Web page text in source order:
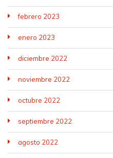
febrero 2023
enero 2023
diciembre 2022
noviembre 2022
octubre 2022
septiembre 2022
agosto 2022